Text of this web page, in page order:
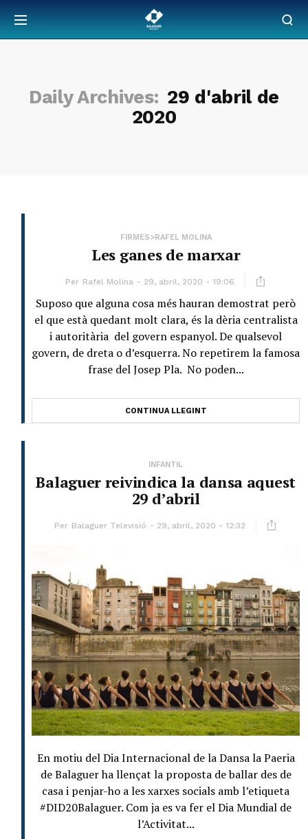
Daily Archives: 29 d'abril de
2020
FIRMES>RAFEL MOLINA
Les ganes de marxar
Per Rafel Molina 29, abril, 2020 - 19:06
Suposo que alguna cosa més hauran demostrat però
el que està quedant molt clara, és la dèria centralista
i autoritària del govern espanyol. De qualsevol
govern, de dreta o d’esquerra. No repetirem la famosa
frase del Josep Pla. No poden...
CONTINUA LLEGINT
INFANTIL
Balaguer reivindica la dansa aquest
29 d’abril
Per Balaguer Televisió 29, abril, 2020 - 12:32
En motiu del Dia Internacional de la Dansa la Paeria
de Balaguer ha llençat la proposta de ballar des de
casa i penjar-ho a les xarxes socials amb l’etiqueta
#DID20Balaguer. Com ja es va fer el Dia Mundial de
l’Activitat...